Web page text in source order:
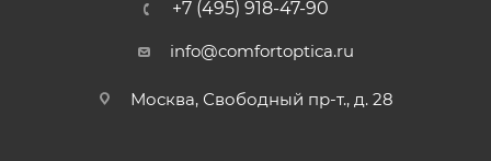
+7 (495) 918-47-90
info@comfortoptica.ru
Москва, Свободный пр-т., д. 28